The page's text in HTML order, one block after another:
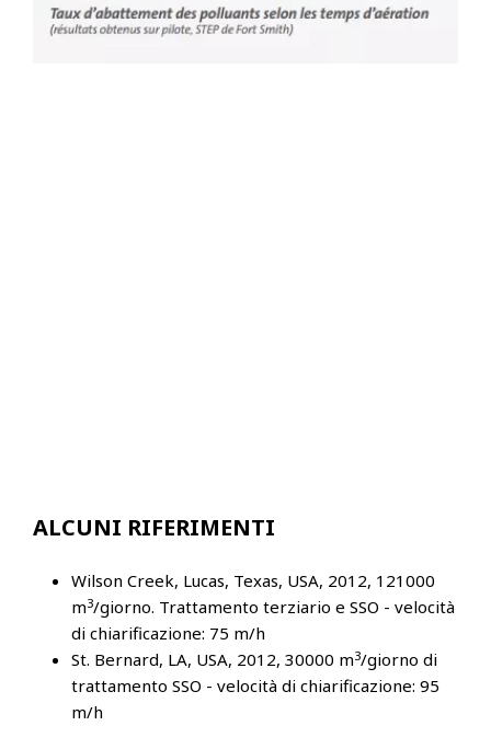
ALCUNI RIFERIMENTI
Wilson Creek, Lucas, Texas, USA, 2012, 121000
m3/giorno. Trattamento terziario e SSO - velocità
di chiarificazione: 75 m/h
St. Bernard, LA, USA, 2012, 30000 m3/giorno di
trattamento SSO - velocità di chiarificazione: 95
m/h